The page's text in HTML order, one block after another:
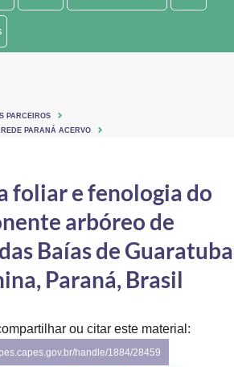
e dos Direitos Humanos
PARCEIROS
PARANÁ ACERVO
foliar e fenologia do
arbóreo de
Baías de Guaratuba
Paraná, Brasil
ou citar este material:
handle/1884/28459